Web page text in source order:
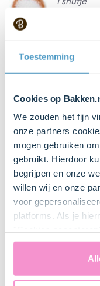
Toestemming
Cookies op
We zouden het fijn
onze partners
mogen gebruiken
gebruikt. Hierdoor
begrijpen en onze
willen wij en onze
voor
platforms. Als je
uitdrukkelijk een
Verenigde Staten in
ons
Ei
1
200 g
Spatel
Bestel